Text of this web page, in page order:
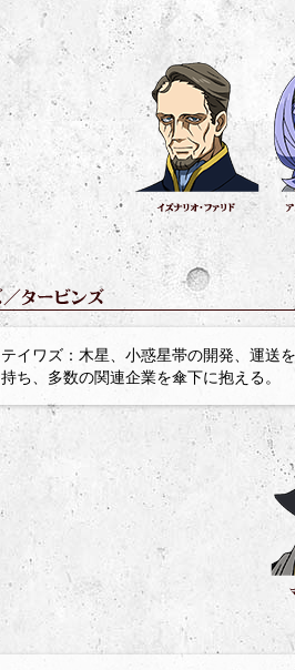
テイワズ：木星、小惑星帯の開発、運送
持ち、多数の関連企業を傘下に抱える。